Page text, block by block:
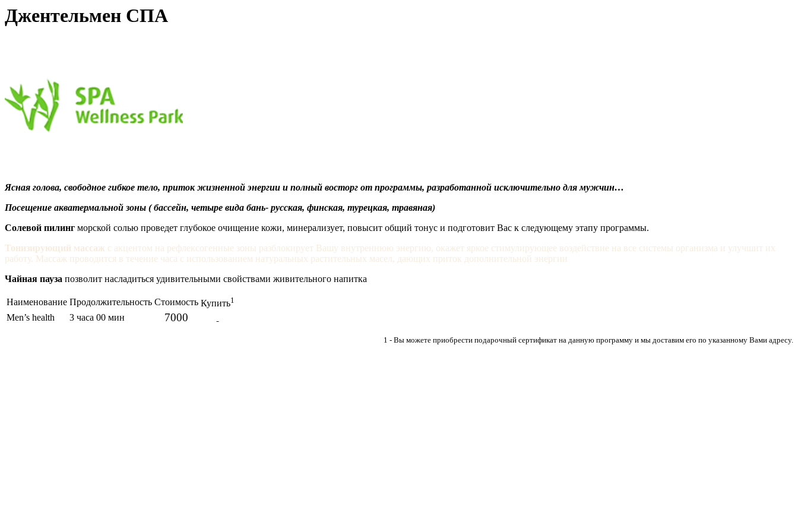
Джентельмен СПА
Ясная голова, свободное гибкое тело, приток жизненной энергии и полный восторг от программы, разработанной исключительно для мужчин…
Посещение акватермальной зоны ( бассейн, четыре вида бань- русская, финская, турецкая, травяная)
Солевой пилинг морской солью проведет глубокое очищение кожи, минерализует, повысит общий тонус и подготовит Вас к следующему этапу программы.
Тонизирующий массаж с акцентом на рефлексогенные зоны разблокирует Вашу внутреннюю энергию, окажет яркое стимулирующее воздействие на все системы организма и улучшит их
работу. Массаж проводится в течение часа с использованием натуральных растительных масел, дающих приток дополнительной энергии
Чайная пауза позволит насладиться удивительными свойствами живительного напитка
Наименование Продолжительность Стоимость Купить1
Men’s health 3 часа 00 мин 7000
1 - Вы можете приобрести подарочный сертификат на данную программу и мы доставим его по указанному Вами адресу.